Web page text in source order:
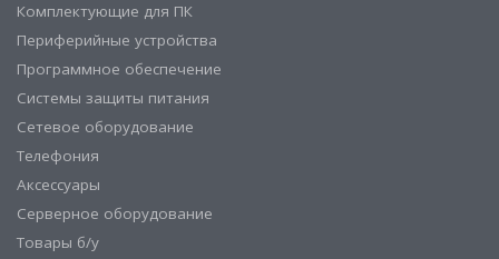
Комплектующие для ПК
Периферийные устройства
Программное обеспечение
Системы защиты питания
Сетевое оборудование
Телефония
Аксессуары
Серверное оборудование
Товары б/у